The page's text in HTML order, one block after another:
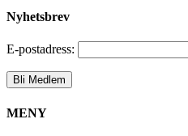
Nyhetsbrev
E-postadress:
MENY